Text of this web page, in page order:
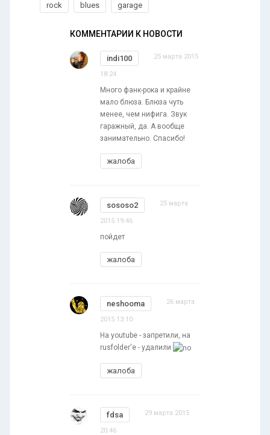
rock blues garage
КОММЕНТАРИИ К НОВОСТИ
indi100 25 марта 2015
18:24
Много фанк-рока и крайне
мало блюза. Блюза чуть
менее, чем нифига. Звук
гаражный, да. А вообще
занимательно. Спасибо!
жалоба
sososo2 25 марта
2015 19:46
пойдет
жалоба
neshooma 26 марта
2015 13:10
На youtube - запретили, на
rusfolder'е - удалили
жалоба
fdsa 29 марта 2015
20:46